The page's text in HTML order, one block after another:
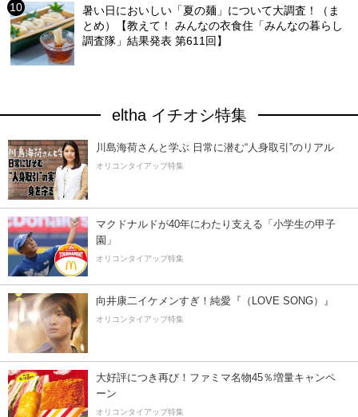
暑い日においしい「夏の麺」について大調査！（ま
とめ）【教えて！ みんなの衣食住「みんなの暮らし
調査隊」結果発表 第611回】
eltha イチオシ特集
川島海荷さんと学ぶ 日常に潜む“人身取引”のリアル
オリコンタイアップ特集
マクドナルドが40年にわたり支える「小学生の甲子
園」
オリコンタイアップ特集
向井康二イケメンすぎ！純愛『（LOVE SONG）』
オリコンタイアップ特集
大好評につき再び！ファミマ名物45％増量キャンペ
ーン
オリコンタイアップ特集